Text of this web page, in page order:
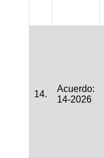
14.
Acuerdo:
14-2026